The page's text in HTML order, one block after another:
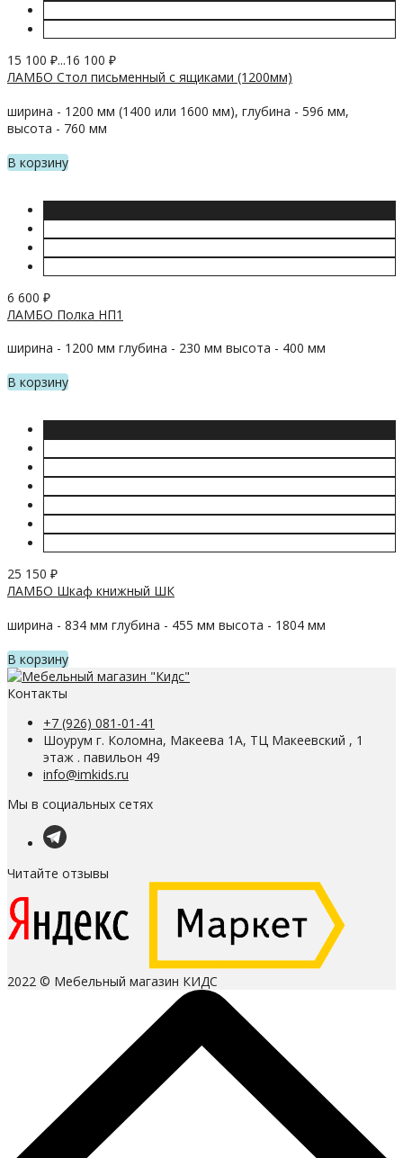
15 100 ₽...16 100 ₽
ЛАМБО Стол письменный с ящиками (1200мм)
ширина - 1200 мм (1400 или 1600 мм), глубина - 596 мм,
высота - 760 мм
В корзину
6 600 ₽
ЛАМБО Полка НП1
ширина - 1200 мм глубина - 230 мм высота - 400 мм
В корзину
25 150 ₽
ЛАМБО Шкаф книжный ШК
ширина - 834 мм глубина - 455 мм высота - 1804 мм
В корзину
Контакты
+7 (926) 081-01-41
Шоурум г. Коломна, Макеева 1А, ТЦ Макеевский , 1
этаж . павильон 49
info@imkids.ru
Мы в социальных сетях
Читайте отзывы
2022 © Мебельный магазин КИДС